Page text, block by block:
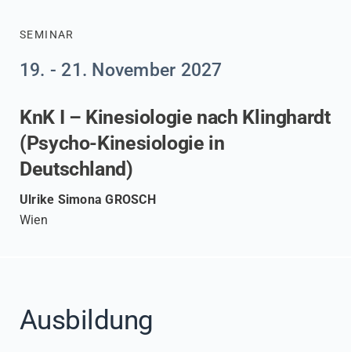
SEMINAR
19. - 21. November 2027
KnK I – Kinesiologie nach Klinghardt
(Psycho-Kinesiologie in
Deutschland)
Ulrike Simona GROSCH
Wien
Ausbildung